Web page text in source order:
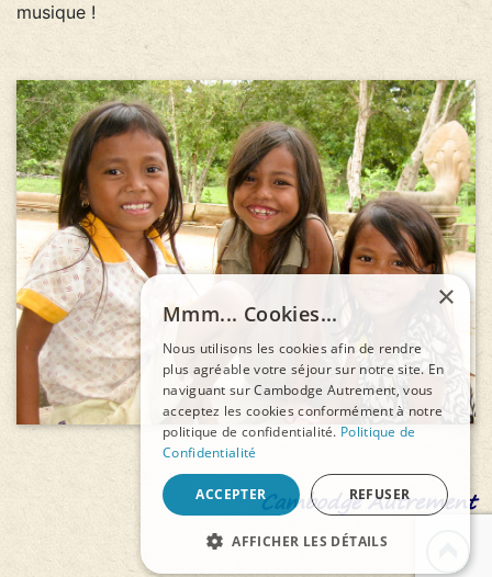
musique !
Cambodge Autrement
×
Mmm... Cookies...
Nous utilisons les cookies afin de rendre
plus agréable votre séjour sur notre site. En
naviguant sur Cambodge Autrement, vous
acceptez les cookies conformément à notre
politique de confidentialité. Politique de
Confidentialité
ACCEPTER REFUSER
AFFICHER LES DÉTAILS